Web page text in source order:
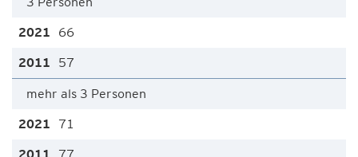
66
57
mehr als 3 Personen
71